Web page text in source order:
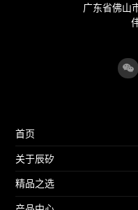
广东省佛山
首页
关于辰矽
精品之选